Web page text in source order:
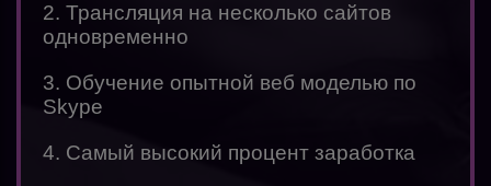
2. Трансляция на несколько сайтов
одновременно
3. Обучение опытной веб моделью по
Skype
4. Самый высокий процент заработка